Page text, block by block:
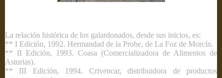
La relación histórica de los galardonados, desde sus inicios, es:
** I Edición, 1992. Hermandad de la Probe, de La Foz de Morcín.
** II Edición, 1993. Coasa (Comercializadora de Alimentos de
Asturias).
** III Edición, 1994. Crivencar, distribuidora de productos